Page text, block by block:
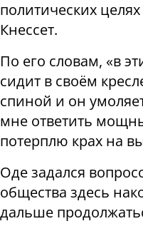
политических
Кнессет.
По его словам, «в
сидит в своём
спиной и он
мне ответить
потерплю крах на
Оде задался
общества здесь
дальше